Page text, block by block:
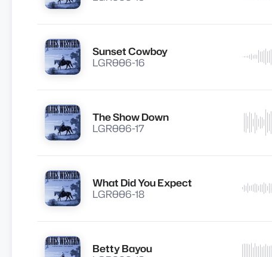
Lire
Sunset Cowboy
LGR006-16
Lire
The Show Down
LGR006-17
Lire
What Did You Expect
LGR006-18
Lire
Betty Bayou